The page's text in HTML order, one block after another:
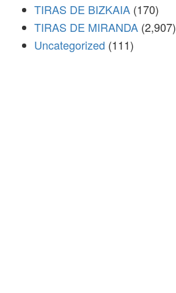
TIRAS DE BIZKAIA (170)
TIRAS DE MIRANDA (2,907)
Uncategorized (111)